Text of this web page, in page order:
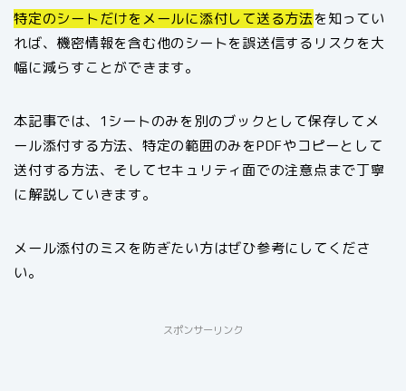
特定のシートだけをメールに添付して送る方法を知ってい
れば、機密情報を含む他のシートを誤送信するリスクを大
幅に減らすことができます。
本記事では、1シートのみを別のブックとして保存してメ
ール添付する方法、特定の範囲のみをPDFやコピーとして
送付する方法、そしてセキュリティ面での注意点まで丁寧
に解説していきます。
メール添付のミスを防ぎたい方はぜひ参考にしてくださ
い。
スポンサーリンク